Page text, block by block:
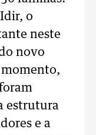
o
neste
novo
estrutura
e a